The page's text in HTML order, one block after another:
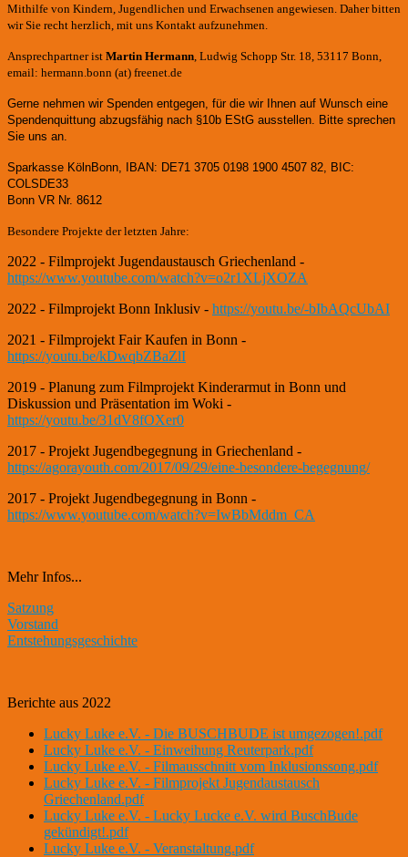
Mithilfe von Kindern, Jugendlichen und Erwachsenen angewiesen. Daher bitten
wir Sie recht herzlich, mit uns Kontakt aufzunehmen.
Ansprechpartner ist Martin Hermann , Ludwig Schopp Str. 18, 53117 Bonn,
email: hermann.bonn (at) freenet.de
Gerne nehmen wir Spenden entgegen, für die wir Ihnen auf Wunsch eine
Spendenquittung abzugsfähig nach §10b EStG ausstellen. Bitte sprechen
Sie uns an.
Sparkasse KölnBonn, IBAN: DE71 3705 0198 1900 4507 82, BIC:
COLSDE33
Bonn VR Nr. 8612
Besondere Projekte der letzten Jahre:
2022 - Filmprojekt Jugendaustausch Griechenland -
https://www.youtube.com/watch?v=o2r1XLjXOZA
2022 - Filmprojekt Bonn Inklusiv - https://youtu.be/-bIbAQcUbAI
2021 - Filmprojekt Fair Kaufen in Bonn -
https://youtu.be/kDwqbZBaZlI
2019 - Planung zum Filmprojekt Kinderarmut in Bonn und
Diskussion und Präsentation im Woki -
https://youtu.be/31dV8fOXer0
2017 - Projekt Jugendbegegnung in Griechenland -
https://agorayouth.com/2017/09/29/eine-besondere-begegnung/
2017 - Projekt Jugendbegegnung in Bonn -
https://www.youtube.com/watch?v=IwBbMddm_CA
Mehr Infos...
Satzung
Vorstand
Entstehungsgeschichte
Berichte aus 2022
Lucky Luke e.V. - Die BUSCHBUDE ist umgezogen!.pdf
Lucky Luke e.V. - Einweihung Reuterpark.pdf
Lucky Luke e.V. - Filmausschnitt vom Inklusionssong.pdf
Lucky Luke e.V. - Filmprojekt Jugendaustausch
Griechenland.pdf
Lucky Luke e.V. - Lucky Lucke e.V. wird BuschBude
gekündigt!.pdf
Lucky Luke e.V. - Veranstaltung.pdf